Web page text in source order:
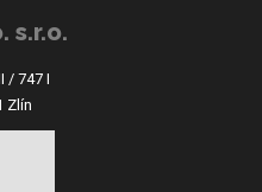
s.r.o.
/ 747 I
Zlín